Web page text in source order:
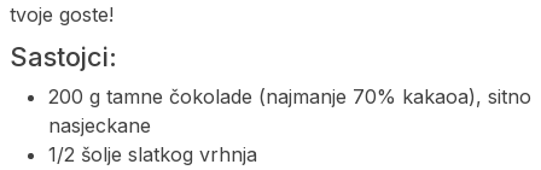
tvoje goste!
Sastojci:
200 g tamne čokolade (najmanje 70% kakaoa), sitno
nasjeckane
1/2 šolje slatkog vrhnja